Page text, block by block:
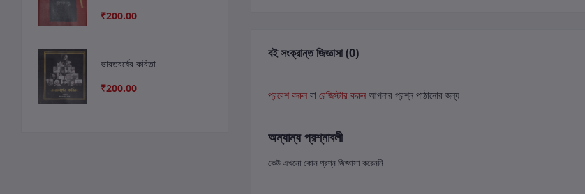
₹200.00
ভারতবর্ষের কবিতা
₹200.00
বই সংক্রান্ত জিজ্ঞাসা (0)
প্রবেশ করুন বা রেজিস্টার করুন আপনার প্রশ্ন পাঠানোর জন্য
অন্যান্য প্রশ্নাবলী
কেউ এখনো কোন প্রশ্ন জিজ্ঞাসা করেননি